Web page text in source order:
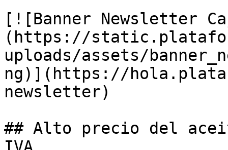
[![Banner Newsletter
(https://
uploads/assets/
ng)](https://
newsletter)
## Alto precio del